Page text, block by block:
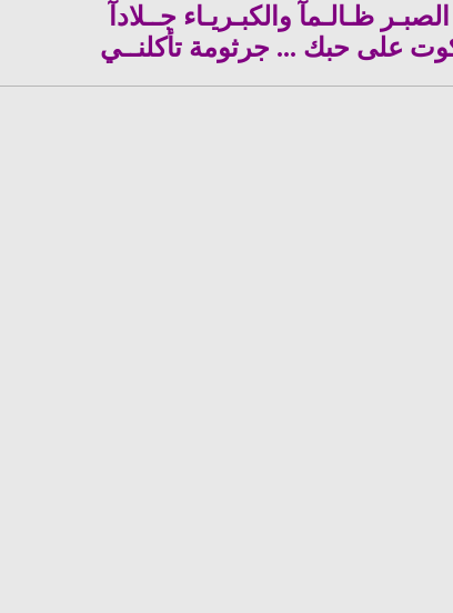
ظـالـمآ والكبـريـاء جــلادآ
على حبك ... جرثومة تأكلنــي